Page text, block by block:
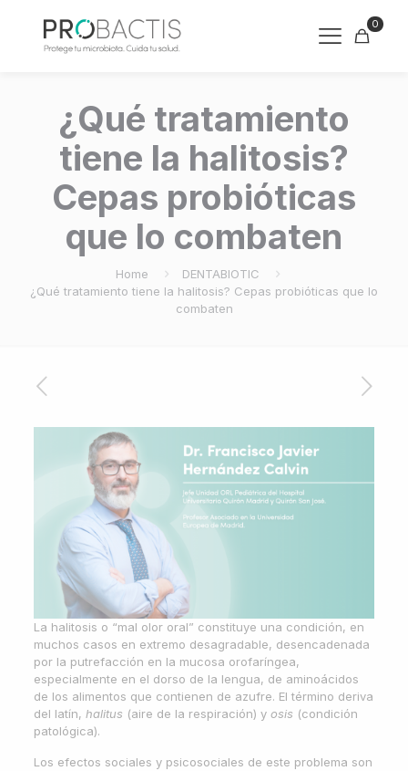
0
¿Qué tratamiento
tiene la halitosis?
Cepas probióticas
que lo combaten
Home
DENTABIOTIC
¿Qué tratamiento tiene la halitosis? Cepas probióticas que lo
combaten
La halitosis o “mal olor oral” constituye una condición, en
muchos casos en extremo desagradable, desencadenada
por la putrefacción en la mucosa orofaríngea,
especialmente en el dorso de la lengua, de aminoácidos
de los alimentos que contienen de azufre. El término deriva
del latín, halitus (aire de la respiración) y osis (condición
patológica).
Los efectos sociales y psicosociales de este problema son